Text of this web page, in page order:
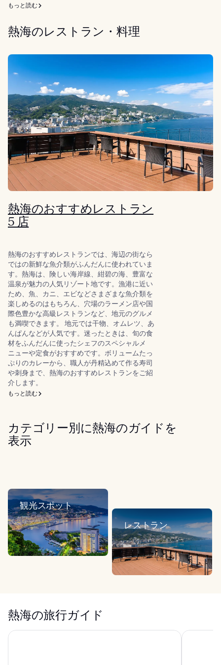
もっと読む
熱海のレストラン・料理
熱海のおすすめレストラン
5 店
熱海のおすすめレストランでは、海辺の街なら
ではの新鮮な魚介類がふんだんに使われていま
す。熱海は、険しい海岸線、紺碧の海、豊富な
温泉が魅力の人気リゾート地です。漁港に近い
ため、魚、カニ、エビなどさまざまな魚介類を
楽しめるのはもちろん、穴場のラーメン店や国
際色豊かな高級レストランなど、地元のグルメ
も満喫できます。 地元では干物、オムレツ、あ
んぱんなどが人気です。迷ったときは、旬の食
材をふんだんに使ったシェフのスペシャルメ
ニューや定食がおすすめです。ボリュームたっ
ぷりのカレーから、職人が丹精込めて作る寿司
や刺身まで、熱海のおすすめレストランをご紹
介します。
もっと読む
カテゴリー別に熱海のガイドを
表示
観光スポット
レストラン
熱海の旅行ガイド
箱根小涌園 天悠 Rakuten